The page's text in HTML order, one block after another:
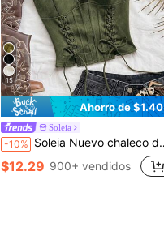
15
Ahorro de $1.40
Soleia
-10% Soleia Nuevo chaleco de mujer con cuello en V sexy y anudado de ante desconstructurado, adecuado para vacaciones, citas, té de la tarde, vacaciones, festivales de música, estilo bohemio, cruceros, playa, Navidad, Año Nuevo, discoteca
$12.29 900+ vendidos